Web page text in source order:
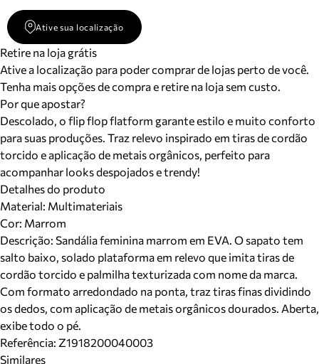
Ative sua localização
Retire na loja grátis
Ative a localização para poder comprar de lojas perto de você.
Tenha mais opções de compra e retire na loja sem custo.
Por que apostar?
Descolado, o flip flop flatform garante estilo e muito conforto
para suas produções. Traz relevo inspirado em tiras de cordão
torcido e aplicação de metais orgânicos, perfeito para
acompanhar looks despojados e trendy!
Detalhes do produto
Material: Multimateriais
Cor: Marrom
Descrição: Sandália feminina marrom em EVA. O sapato tem
salto baixo, solado plataforma em relevo que imita tiras de
cordão torcido e palmilha texturizada com nome da marca.
Com formato arredondado na ponta, traz tiras finas dividindo
os dedos, com aplicação de metais orgânicos dourados. Aberta,
exibe todo o pé.
Referência: Z1918200040003
Similares